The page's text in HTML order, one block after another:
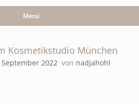
Menü
Kosmetikstudio München
September 2022 von nadjahohl